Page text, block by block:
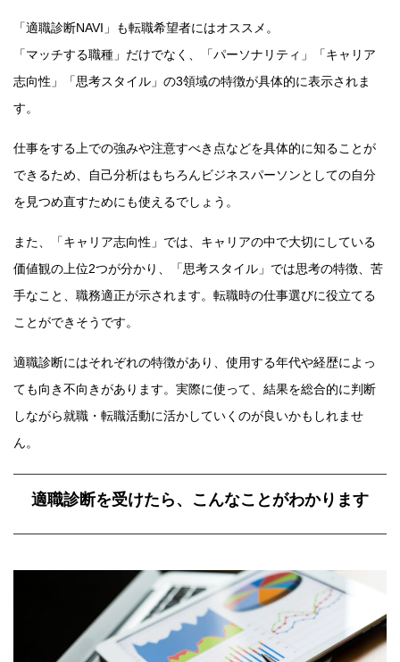
「適職診断NAVI」も転職希望者にはオススメ。
「マッチする職種」だけでなく、「パーソナリティ」「キャリア
志向性」「思考スタイル」の3領域の特徴が具体的に表示されま
す。
仕事をする上での強みや注意すべき点などを具体的に知ることが
できるため、自己分析はもちろんビジネスパーソンとしての自分
を見つめ直すためにも使えるでしょう。
また、「キャリア志向性」では、キャリアの中で大切にしている
価値観の上位2つが分かり、「思考スタイル」では思考の特徴、苦
手なこと、職務適正が示されます。転職時の仕事選びに役立てる
ことができそうです。
適職診断にはそれぞれの特徴があり、使用する年代や経歴によっ
ても向き不向きがあります。実際に使って、結果を総合的に判断
しながら就職・転職活動に活かしていくのが良いかもしれませ
ん。
適職診断を受けたら、こんなことがわかります